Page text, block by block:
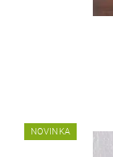
NOVINKA